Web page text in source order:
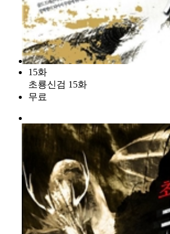
15화
초룡신검 15화
무료